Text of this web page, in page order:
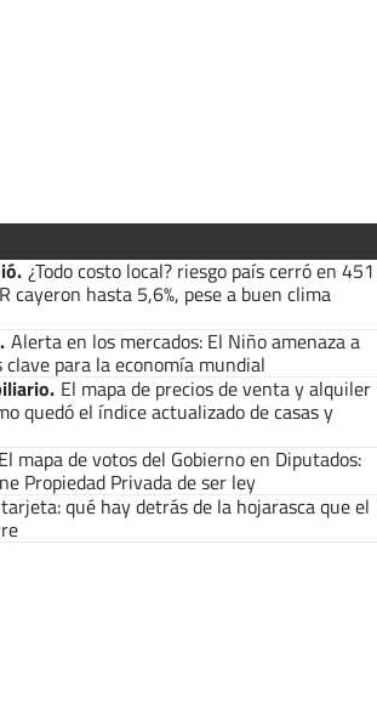
. ¿Todo costo local? riesgo país cerró en 451
cayeron hasta 5,6%, pese a buen clima
. Alerta en los mercados: El Niño amenaza a
para la economía mundial
. El mapa de precios de venta y alquiler
quedó el índice actualizado de casas y
El mapa de votos del Gobierno en Diputados:
Propiedad Privada de ser ley
qué hay detrás de la hojarasca que el